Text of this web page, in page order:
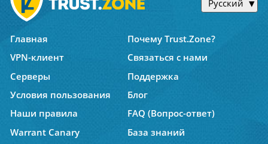
Русский
Главная
Почему Trust.Zone?
VPN-клиент
Связаться с нами
Серверы
Поддержка
Условия пользования
Блог
Наши правила
FAQ (Вопрос-ответ)
Warrant Canary
База знаний